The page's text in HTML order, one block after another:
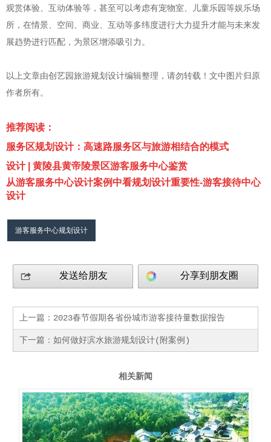
观赏体验、互动体验等，甚至可以考虑有宠物室、儿童乐园等娱乐场
所，在情景、空间、商业、互动等多纬度进行大力提升才能与未来发
展趋势进行匹配，为景区增添吸引力。
以上文章由创艺园旅游规划设计编辑整理，请勿转载！文中图片归原
作者所有。
推荐阅读：
服务区规划设计：高速路服务区与旅游相结合的模式
设计 | 黄陵县黄帝陵景区游客服务中心鉴赏
从游客服务中心设计案例中看规划设计重要性-游客接待中心
设计
游客服务中心规划设计
发送给朋友 分享到朋友圈
上一篇： 2023春节假期各省份城市游客接待量数据报告
下一篇： ​如何做好滨水旅游规划设计(附案例)
相关新闻